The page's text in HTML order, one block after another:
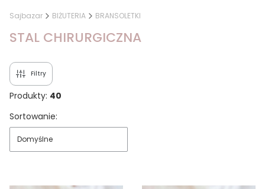
Sajbazar BIŻUTERIA BRANSOLETKI
STAL CHIRURGICZNA
Filtry
Produkty: 40
Lista produktów
Sortowanie:
Domyślne